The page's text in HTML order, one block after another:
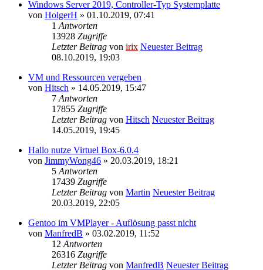
Windows Server 2019, Controller-Typ Systemplatte
von HolgerH » 01.10.2019, 07:41
1 Antworten
13928 Zugriffe
Letzter Beitrag von irix Neuester Beitrag
08.10.2019, 19:03
VM und Ressourcen vergeben
von Hitsch » 14.05.2019, 15:47
7 Antworten
17855 Zugriffe
Letzter Beitrag von Hitsch Neuester Beitrag
14.05.2019, 19:45
Hallo nutze Virtuel Box-6.0.4
von JimmyWong46 » 20.03.2019, 18:21
5 Antworten
17439 Zugriffe
Letzter Beitrag von Martin Neuester Beitrag
20.03.2019, 22:05
Gentoo im VMPlayer - Auflösung passt nicht
von ManfredB » 03.02.2019, 11:52
12 Antworten
26316 Zugriffe
Letzter Beitrag von ManfredB Neuester Beitrag